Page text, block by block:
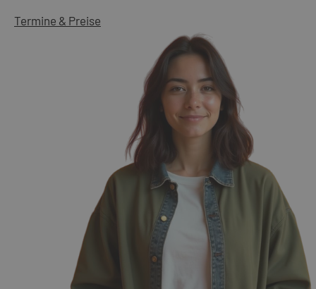
Termine & Preise